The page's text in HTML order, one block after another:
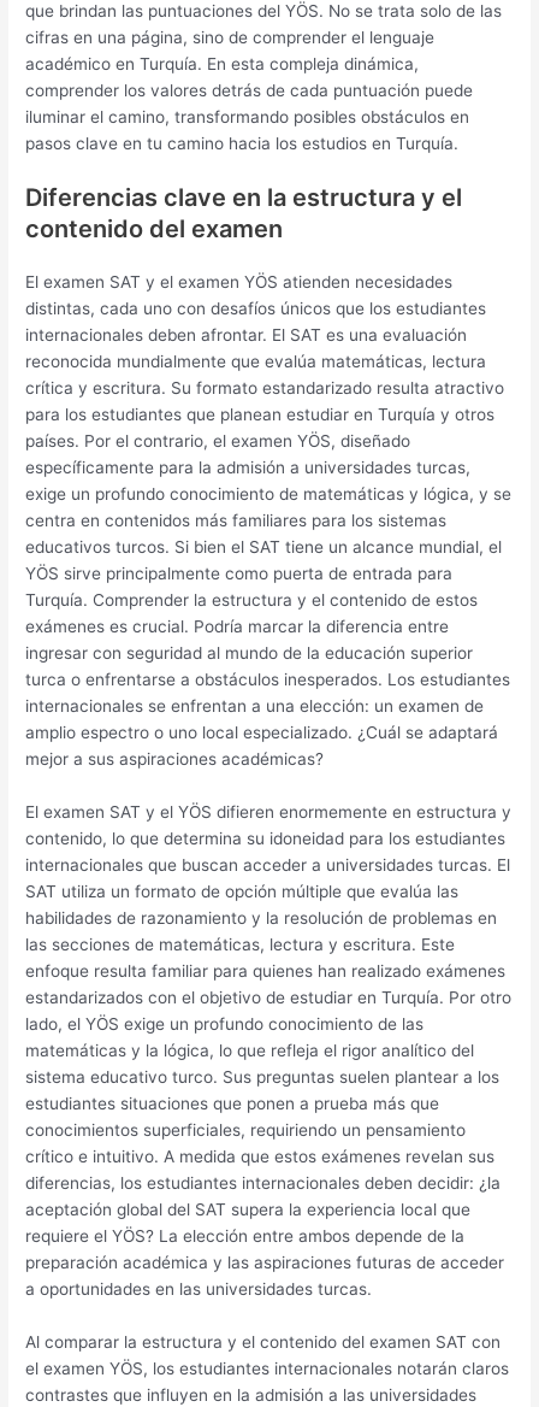
que brindan las puntuaciones del YÖS. No se trata solo de las
cifras en una página, sino de comprender el lenguaje
académico en Turquía. En esta compleja dinámica,
comprender los valores detrás de cada puntuación puede
iluminar el camino, transformando posibles obstáculos en
pasos clave en tu camino hacia los estudios en Turquía.
Diferencias clave en la estructura y el
contenido del examen
El examen SAT y el examen YÖS atienden necesidades
distintas, cada uno con desafíos únicos que los estudiantes
internacionales deben afrontar. El SAT es una evaluación
reconocida mundialmente que evalúa matemáticas, lectura
crítica y escritura. Su formato estandarizado resulta atractivo
para los estudiantes que planean estudiar en Turquía y otros
países. Por el contrario, el examen YÖS, diseñado
específicamente para la admisión a universidades turcas,
exige un profundo conocimiento de matemáticas y lógica, y se
centra en contenidos más familiares para los sistemas
educativos turcos. Si bien el SAT tiene un alcance mundial, el
YÖS sirve principalmente como puerta de entrada para
Turquía. Comprender la estructura y el contenido de estos
exámenes es crucial. Podría marcar la diferencia entre
ingresar con seguridad al mundo de la educación superior
turca o enfrentarse a obstáculos inesperados. Los estudiantes
internacionales se enfrentan a una elección: un examen de
amplio espectro o uno local especializado. ¿Cuál se adaptará
mejor a sus aspiraciones académicas?
El examen SAT y el YÖS difieren enormemente en estructura y
contenido, lo que determina su idoneidad para los estudiantes
internacionales que buscan acceder a universidades turcas. El
SAT utiliza un formato de opción múltiple que evalúa las
habilidades de razonamiento y la resolución de problemas en
las secciones de matemáticas, lectura y escritura. Este
enfoque resulta familiar para quienes han realizado exámenes
estandarizados con el objetivo de estudiar en Turquía. Por otro
lado, el YÖS exige un profundo conocimiento de las
matemáticas y la lógica, lo que refleja el rigor analítico del
sistema educativo turco. Sus preguntas suelen plantear a los
estudiantes situaciones que ponen a prueba más que
conocimientos superficiales, requiriendo un pensamiento
crítico e intuitivo. A medida que estos exámenes revelan sus
diferencias, los estudiantes internacionales deben decidir: ¿la
aceptación global del SAT supera la experiencia local que
requiere el YÖS? La elección entre ambos depende de la
preparación académica y las aspiraciones futuras de acceder
a oportunidades en las universidades turcas.
Al comparar la estructura y el contenido del examen SAT con
el examen YÖS, los estudiantes internacionales notarán claros
contrastes que influyen en la admisión a las universidades